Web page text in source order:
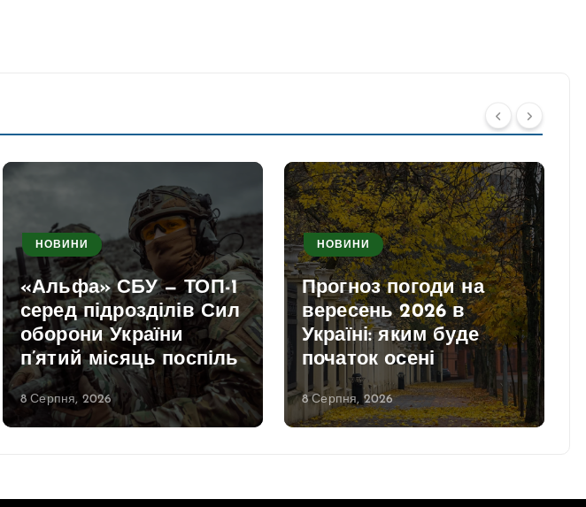
НОВИНИ
«Альфа» СБУ — ТОП-1
серед підрозділів Сил
оборони України
п’ятий місяць поспіль
8 Серпня, 2026
НОВИНИ
Прогноз погоди на
вересень 2026 в
Україні: яким буде
початок осені
8 Серпня, 2026